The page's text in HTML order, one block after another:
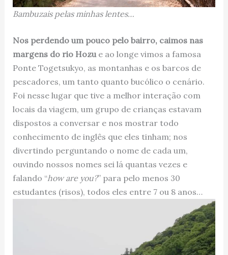
Bambuzais pelas minhas lentes…
Nos perdendo um pouco pelo bairro, caimos nas
margens do rio Hozue ao longe vimos a famosa
Ponte Togetsukyo, as montanhas e os barcos de
pescadores, um tanto quanto bucólico o cenário.
Foi nesse lugar que tive a melhor interação com
locais da viagem, um grupo de crianças estavam
dispostos a conversar e nos mostrar todo
conhecimento de inglês que eles tinham; nos
divertindo perguntando o nome de cada um,
ouvindo nossos nomes sei lá quantas vezes e
falando “how are you?” para pelo menos 30
estudantes (risos), todos eles entre 7 ou 8 anos…